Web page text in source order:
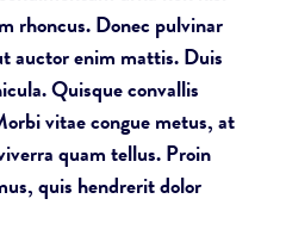
rhoncus. Donec pulvinar
auctor enim mattis. Duis
Quisque convallis
vitae congue metus, at
quam tellus. Proin
quis hendrerit dolor